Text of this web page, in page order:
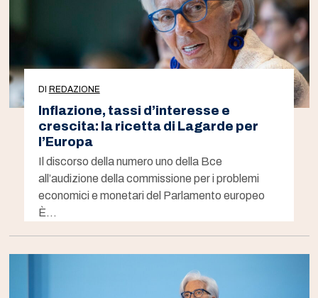
DI REDAZIONE
Inflazione, tassi d’interesse e
crescita: la ricetta di Lagarde per
l’Europa
Il discorso della numero uno della Bce
all’audizione della commissione per i problemi
economici e monetari del Parlamento europeo
È…